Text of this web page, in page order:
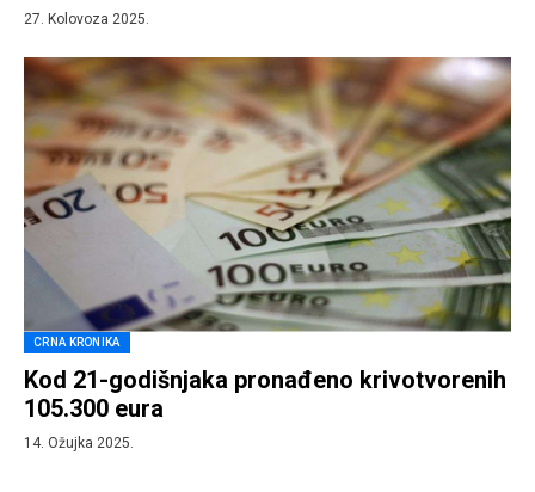
27. Kolovoza 2025.
CRNA KRONIKA
Kod 21-godišnjaka pronađeno krivotvorenih
105.300 eura
14. Ožujka 2025.